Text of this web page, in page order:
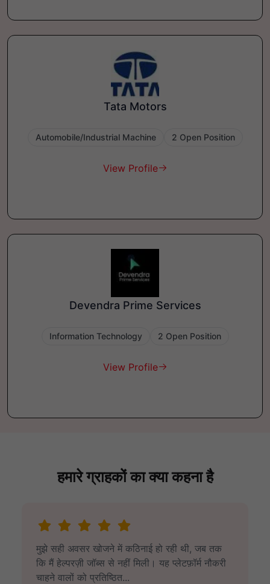
Tata Motors
Automobile/Industrial Machine 2 Open Position
View Profile
Devendra Prime Services
Information Technology 2 Open Position
View Profile
हमारे ग्राहकों का क्या कहना है
मुझे सही अवसर खोजने में कठिनाई हो रही थी, जब तक
कि मैं हेल्परज़ी जॉब्स से नहीं मिली। यह प्लेटफ़ॉर्म नौकरी
चाहने वालों को प्रतिष्ठित...